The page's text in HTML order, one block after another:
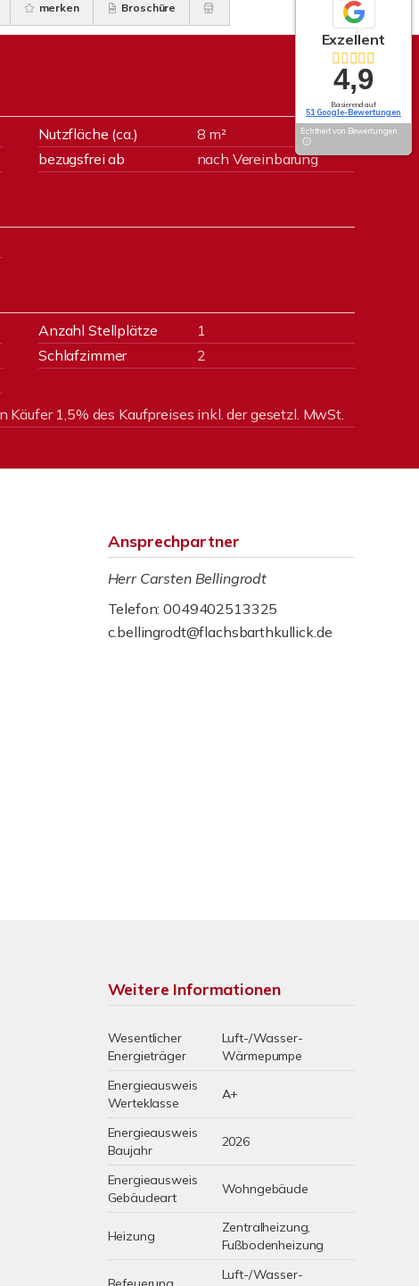
merken Broschüre
Nutzfläche (ca.)
8 m²
bezugsfrei ab nach Vereinbarung
Anzahl Stellplätze
1
Schlafzimmer
2
Käufer 1,5% des Kaufpreises inkl. der gesetzl. MwSt.
Ansprechpartner
Herr Carsten Bellingrodt
Telefon: 0049402513325
c.bellingrodt@flachsbarthkullick.de
Weitere Informationen
Wesentlicher
Energieträger
Luft-/Wasser-
Wärmepumpe
Energieausweis
Werteklasse
A+
Energieausweis
Baujahr
2026
Energieausweis
Gebäudeart
Wohngebäude
Heizung
Zentralheizung,
Fußbodenheizung
Luft-/Wasser-
Exzellent
4,9
Basierend auf
51 Google-Bewertungen
Echtheit von Bewertungen